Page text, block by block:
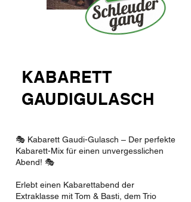
KABARETT
GAUDIGULASCH
🎭 Kabarett Gaudi-Gulasch – Der perfekte
Kabarett-Mix für einen unvergesslichen
Abend! 🎭
Erlebt einen Kabarettabend der
Extraklasse mit Tom & Basti, dem Trio